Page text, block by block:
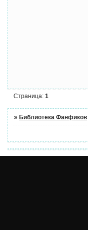
Страница:1
» Библиотека Фанфиков